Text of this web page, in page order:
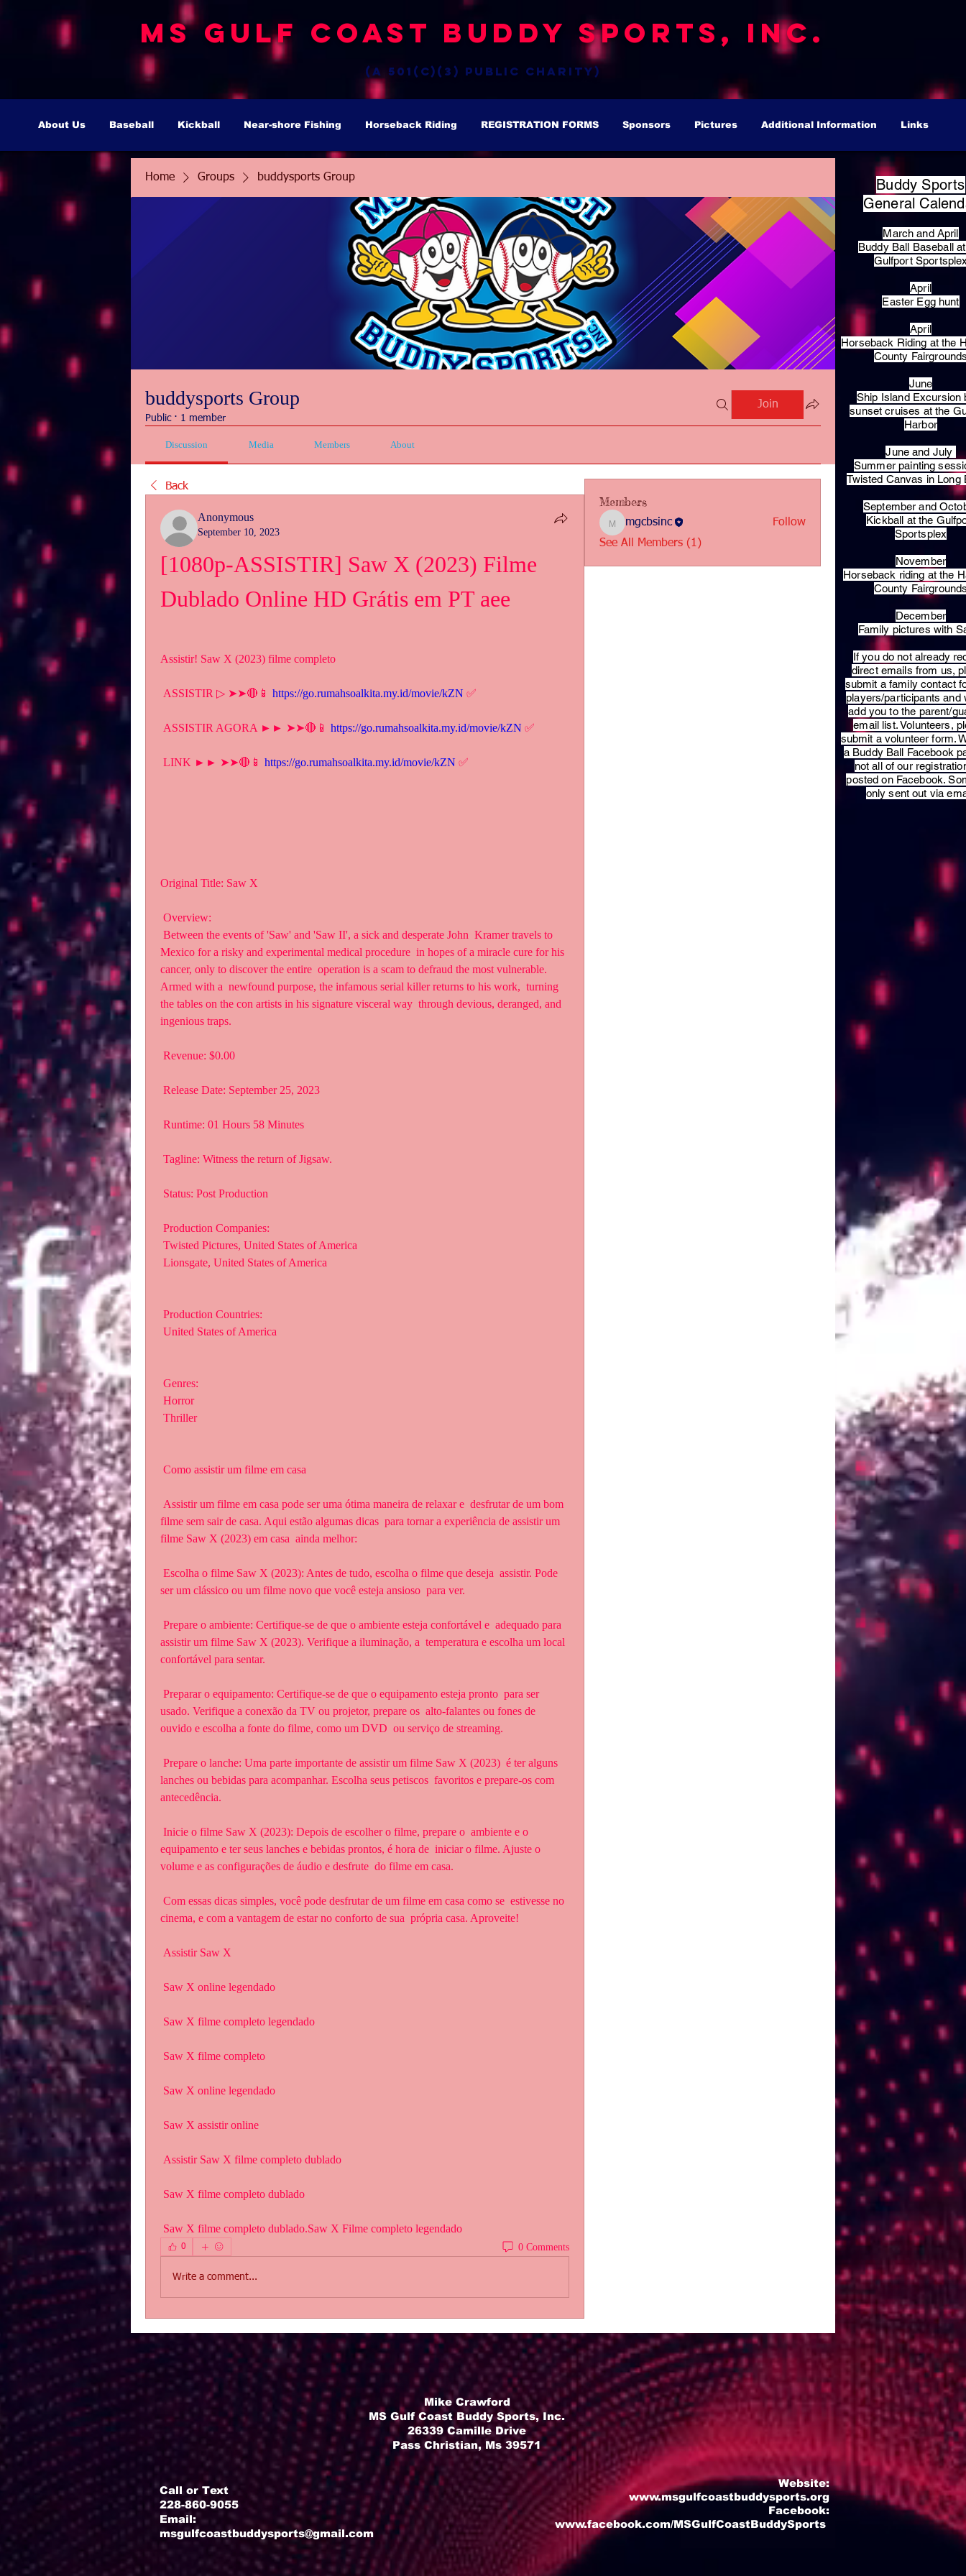
MS Gulf Coast Buddy Sports, Inc.
(a 501(c)(3) public charity)
About Us Baseball Kickball Near-shore Fishing Horseback Riding REGISTRATION FORMS Sponsors Pictures Additional Information Links
Home Groups buddysports Group
buddysports Group
Public · 1 member
Join
Discussion Media Members About
Back
Anonymous
September 10, 2023
[1080p-ASSISTIR] Saw X (2023) Filme
Dublado Online HD Grátis em PT aee
Assistir! Saw X (2023) filme completo
ASSISTIR ▷ ➤➤🔴📱 https://go.rumahsoalkita.my.id/movie/kZN ✅
ASSISTIR AGORA ►► ➤➤🔴📱 https://go.rumahsoalkita.my.id/movie/kZN ✅
LINK ►► ➤➤🔴📱 https://go.rumahsoalkita.my.id/movie/kZN ✅
Original Title: Saw X
Overview:
Mexico for a risky and experimental medical procedure  in hopes of a miracle cure for his
cancer, only to discover the entire  operation is a scam to defraud the most vulnerable.
Armed with a  newfound purpose, the infamous serial killer returns to his work,  turning
the tables on the con artists in his signature visceral way  through devious, deranged, and
ingenious traps.
Revenue: $0.00
Release Date: September 25, 2023
Runtime: 01 Hours 58 Minutes
Tagline: Witness the return of Jigsaw.
Status: Post Production
Production Companies:
Twisted Pictures, United States of America
Lionsgate, United States of America
Production Countries:
United States of America
Genres:
Horror
Thriller
Como assistir um filme em casa
filme sem sair de casa. Aqui estão algumas dicas  para tornar a experiência de assistir um
filme Saw X (2023) em casa  ainda melhor:
ser um clássico ou um filme novo que você esteja ansioso  para ver.
assistir um filme Saw X (2023). Verifique a iluminação, a  temperatura e escolha um local
confortável para sentar.
usado. Verifique a conexão da TV ou projetor, prepare os  alto-falantes ou fones de
ouvido e escolha a fonte do filme, como um DVD  ou serviço de streaming.
lanches ou bebidas para acompanhar. Escolha seus petiscos  favoritos e prepare-os com
antecedência.
equipamento e ter seus lanches e bebidas prontos, é hora de  iniciar o filme. Ajuste o
volume e as configurações de áudio e desfrute  do filme em casa.
cinema, e com a vantagem de estar no conforto de sua  própria casa. Aproveite!
Assistir Saw X
Saw X online legendado
Saw X filme completo legendado
Saw X filme completo
Saw X online legendado
Saw X assistir online
Assistir Saw X filme completo dublado
Saw X filme completo dublado
Saw X filme completo dublado.Saw X Filme completo legendado
0 0 Comments
Write a comment...
Members
mgcbsinc
mgcbsinc
Follow
See All Members (1)
Buddy Sports
General
March and April
Buddy Ball Baseball
Gulfport
April
Easter Egg hunt
April
Horseback Riding at the
County
June
Ship Island Excursion
sunset cruises at the
Harbor
June and July
Summer painting
Twisted Canvas in Long
September and
Kickball at the
Sportsplex
November
Horseback riding at the
County
December
Family pictures with
​If you do not already
direct emails from us,
submit a family contact
players/participants and
add you to the parent/
email list. Volunteers,
submit a volunteer form.
a Buddy Ball Facebook
not all of our
posted on Facebook.
only sent out via
Mike Crawford
MS Gulf Coast Buddy Sports, Inc.
26339 Camille Drive
Pass Christian, Ms 39571
Call or Text
228-860-9055
Email:
msgulfcoastbuddysports@gmail.com
Website:
www.msgulfcoastbuddysports.org
Facebook:
www.facebook.com/MSGulfCoastBuddySports